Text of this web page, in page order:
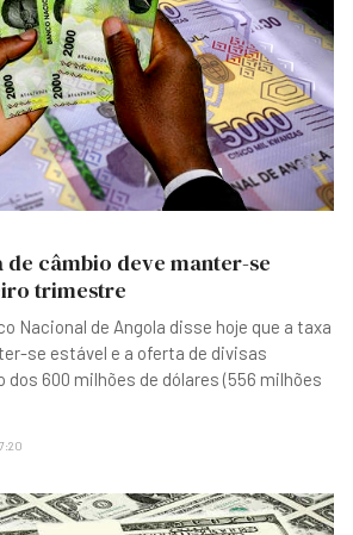
de câmbio deve manter-se
trimestre
Nacional de Angola disse hoje que a taxa
se estável e a oferta de divisas
dos 600 milhões de dólares (556 milhões